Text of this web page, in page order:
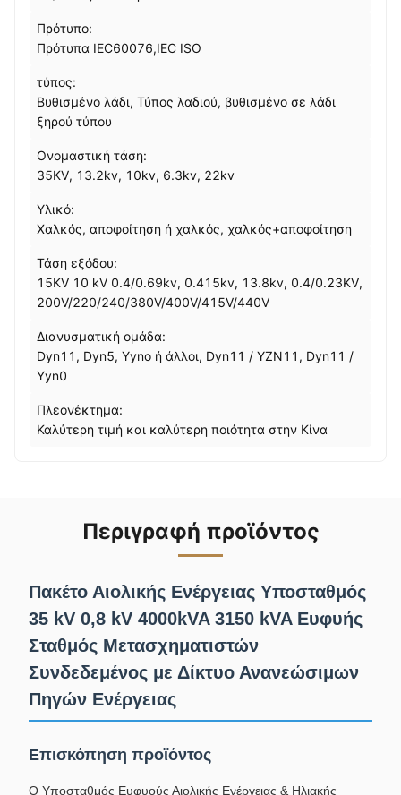
Πρότυπο:
Πρότυπα IEC60076,IEC ISO
τύπος:
Βυθισμένο λάδι, Τύπος λαδιού, βυθισμένο σε λάδι
ξηρού τύπου
Ονομαστική τάση:
35KV, 13.2kv, 10kv, 6.3kv, 22kv
Υλικό:
Χαλκός, αποφοίτηση ή χαλκός, χαλκός+αποφοίτηση
Τάση εξόδου:
15KV 10 kV 0.4/0.69kv, 0.415kv, 13.8kv, 0.4/0.23KV,
200V/220/240/380V/400V/415V/440V
Διανυσματική ομάδα:
Dyn11, Dyn5, Yyno ή άλλοι, Dyn11 / YZN11, Dyn11 /
Yyn0
Πλεονέκτημα:
Καλύτερη τιμή και καλύτερη ποιότητα στην Κίνα
Περιγραφή προϊόντος
Πακέτο Αιολικής Ενέργειας Υποσταθμός
35 kV 0,8 kV 4000kVA 3150 kVA Ευφυής
Σταθμός Μετασχηματιστών
Συνδεδεμένος με Δίκτυο Ανανεώσιμων
Πηγών Ενέργειας
Επισκόπηση προϊόντος
Ο Υποσταθμός Ευφυούς Αιολικής Ενέργειας & Ηλιακής